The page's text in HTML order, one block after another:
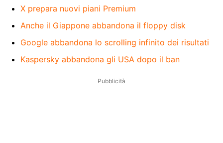
X prepara nuovi piani Premium
Anche il Giappone abbandona il floppy disk
Google abbandona lo scrolling infinito dei risultati
Kaspersky abbandona gli USA dopo il ban
Pubblicità